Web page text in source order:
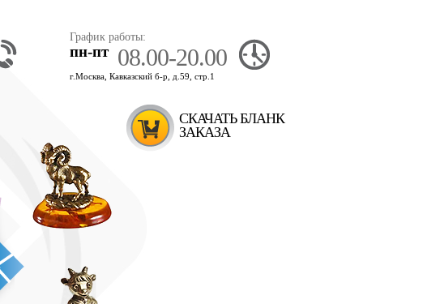
График работы:
пн-пт 08.00-20.00
г.Москва, Кавказский б-р, д.59, стр.1
СКАЧАТЬ БЛАНК
ЗАКАЗА